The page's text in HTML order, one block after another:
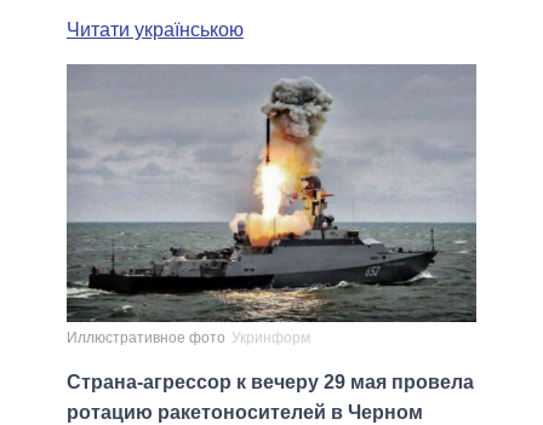
Читати українською
Иллюстративное фото Укринформ
Страна-агрессор к вечеру 29 мая провела
ротацию ракетоносителей в Черном